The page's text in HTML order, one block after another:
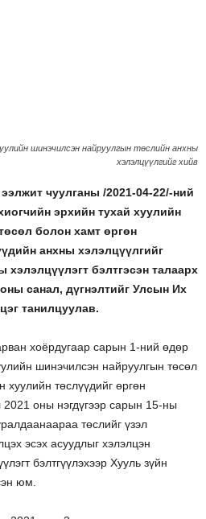
шинэчилсэн найруулгын төслийн анхны
хэлэлцүүлгийг хийв
чуулганы /2021-04-22/-ний
эрхийн тухай хуулийн
болон хамт өргөн
анхны хэлэлцүүлгийг
бэлтгэсэн талаарх
санал, дүгнэлтийг Улсын Их
танилцуулав.
хоёрдугаар сарын 1-ний өдөр
шинэчилсэн найруулгын төсөл
хуулийн төслүүдийг өргөн
оны нэгдүгээр сарын 15-ны
төслийг үзэл
эсэх асуудлыг хэлэлцэн
бэлтгүүлэхээр Хууль зүйн
юм.